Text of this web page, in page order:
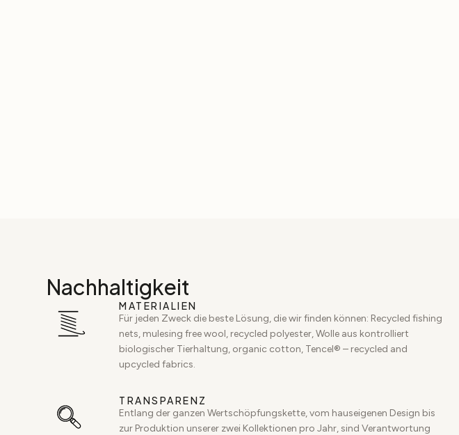
Nachhaltigkeit
MATERIALIEN
Für jeden Zweck die beste Lösung, die wir finden können: Recycled fishing
nets, mulesing free wool, recycled polyester, Wolle aus kontrolliert
biologischer Tierhaltung, organic cotton, Tencel® – recycled and
upcycled fabrics.
TRANSPARENZ
Entlang der ganzen Wertschöpfungskette, vom hauseigenen Design bis
zur Produktion unserer zwei Kollektionen pro Jahr, sind Verantwortung